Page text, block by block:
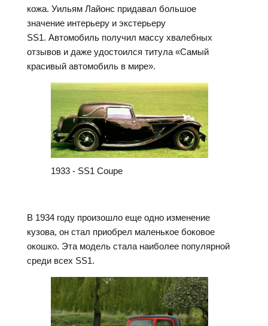
кожа. Уильям Лайонс придавал большое
значение интерьеру и экстерьеру
SS1. Автомобиль получил массу хвалебных
отзывов и даже удостоился титула «Самый
красивый автомобиль в мире».
1933 - SS1 Coupe
В 1934 году произошло еще одно изменение
кузова, он стал приобрел маленькое боковое
окошко. Эта модель стала наиболее популярной
среди всех SS1.